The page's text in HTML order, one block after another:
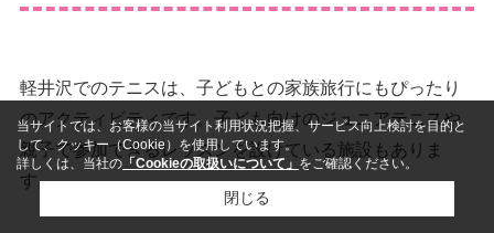
軽井沢でのテニスは、子どもとの家族旅行にもぴったり
のアクティビティです。子ども向けのジュニアテニスや
親子で参加できるレッスンを設けている施設もありま
す。
当サイトでは、お客様の当サイト利用状況把握、サービス向上検討を目的と
して、クッキー（Cookie）を使用しています。
詳しくは、当社の 「Cookieの取扱いについて」 をご確認ください。
閉じる